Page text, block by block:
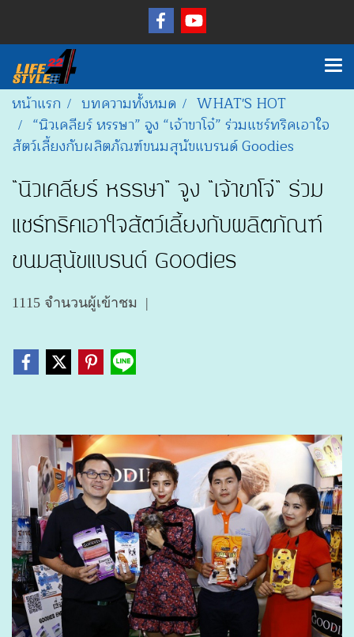
หน้าแรก บทความทั้งหมด
WHAT'S HOT
“นิวเคลียร์ หรรษา” จูง “เจ้าขาโจ๋” ร่วมแชร์ทริคเอาใจ
สัตว์เลี้ยงกับผลิตภัณฑ์ขนมสุนัขแบรนด์ Goodies
“นิวเคลียร์ หรรษา” จูง “เจ้าขาโจ๋” ร่วม
แชร์ทริคเอาใจสัตว์เลี้ยงกับผลิตภัณฑ์
ขนมสุนัขแบรนด์ Goodies
1115 จำนวนผู้เข้าชม |